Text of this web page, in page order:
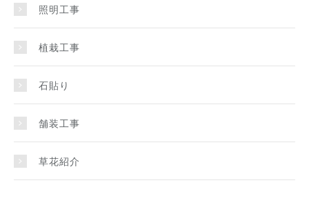
照明工事
植栽工事
石貼り
舗装工事
草花紹介